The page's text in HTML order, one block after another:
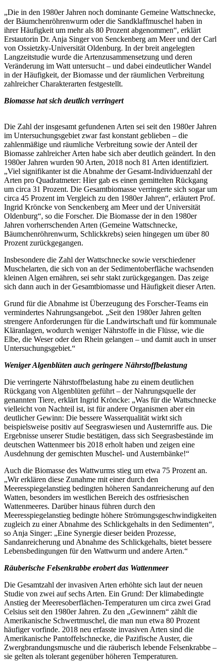
„Die in den 1980er Jahren noch dominante Gemeine Wattschnecke,
der Bäumchenröhrenwurm oder die Sandklaffmuschel haben in
ihrer Häufigkeit um mehr als 80 Prozent abgenommen“, erklärt
Erstautorin Dr. Anja Singer von Senckenberg am Meer und der Carl
von Ossietzky-Universität Oldenburg. In der breit angelegten
Langzeitstudie wurde die Artenzusammensetzung und deren
Veränderung im Watt untersucht – und dabei eindeutlicher Wandel
in der Häufigkeit, der Biomasse und der räumlichen Verbreitung
zahlreicher Charakterarten festgestellt.
Biomasse hat sich deutlich verringert
Die Zahl der insgesamt gefundenen Arten sei seit den 1980er Jahren
im Untersuchungsgebiet zwar fast konstant geblieben – die
zahlenmäßige und räumliche Verbreitung sowie der Anteil der
Biomasse zahlreicher Arten habe sich aber deutlich geändert. In den
1980er Jahren wurden 90 Arten, 2018 noch 81 Arten identifiziert.
„Viel signifikanter ist die Abnahme der Gesamt-Individuenzahl der
Arten pro Quadratmeter: Hier gab es einen gemittelten Rückgang
um circa 31 Prozent. Die Gesamtbiomasse verringerte sich sogar um
circa 45 Prozent im Vergleich zu den 1980er Jahren“, erläutert Prof.
Ingrid Kröncke von Senckenberg am Meer und der Universität
Oldenburg“, so die Forscher. Die Biomasse der in den 1980er
Jahren vorherrschenden Arten (Gemeine Wattschnecke,
Bäumchenröhrenwurm, Schlickkrebs) seien hingegen um über 80
Prozent zurückgegangen.
Insbesondere die Zahl der Wattschnecke sowie verschiedener
Muschelarten, die sich von an der Sedimentoberfläche wachsenden
kleinen Algen ernähren, sei sehr stakt zurückgegangen. Das zeige
sich dann auch in der Gesamtbiomasse und Häufigkeit dieser Arten.
Grund für die Abnahme ist Überzeugung des Forscher-Teams ein
vermindertes Nahrungsangebot. „Seit den 1980er Jahren gelten
strengere Anforderungen für die Landwirtschaft und für kommunale
Kläranlagen, wodurch weniger Nährstoffe in die Flüsse, wie die
Elbe, die Weser oder den Rhein gelangen – und damit auch in unser
Untersuchungsgebiet.“
Weniger Algenblüten auch geringere Nährstoffbelastung
Die verringerte Nährstoffbelastung habe zu einem deutlichen
Rückgang von Algenblüten geführt – der Nahrungsquelle der
genannten Tiere, erklärt Ingrid Kröncke: „Was für die Wattschnecke
vielleicht von Nachteil ist, ist für andere Organismen aber ein
deutlicher Gewinn: Die bessere Wasserqualität wirkt sich
beispielsweise positiv auf Seegraswiesen und Austernriffe aus. Die
Ergebnisse unserer Studie bestätigen, dass sich Seegrasbestände im
deutschen Wattenmeer bis 2018 erholt haben und zeigen eine
Ausdehnung der gemischten Muschel- und Austernbänke!“
Auch die Biomasse des Wattwurms stieg um etwa 75 Prozent an.
„Wir erklären diese Zunahme mit einer durch den
Meeresspiegelanstieg bedingten höheren Sandanreicherung auf den
Watten, besonders im westlichen Bereich des ostfriesischen
Wattenmeeres. Darüber hinaus führen durch den
Meeresspiegelanstieg bedingte höhere Strömungsgeschwindigkeiten
zugleich zu einer Abnahme des Schlickgehalts in den Sedimenten“,
so Anja Singer: „Eine Synergie dieser beiden Prozesse,
Sandanreicherung und Abnahme des Schlickgehalts, bietet bessere
Lebensbedingungen für den Wattwurm und andere Arten.“
Räuberische Felsenkrabbe erobert das Wattenmeer
Die Gesamtzahl der invasiven Arten erhöhte sich laut der neuen
Studie von zwei auf sechs Arten. Ein Grund: Der klimabedingte
Anstieg der Meeresoberflächen-Temperaturen um circa zwei Grad
Celsius seit den 1980er Jahren. Zu den „Gewinnern“ zählt die
Amerikanische Schwertmuschel, die man nun etwa 80 Prozent
häufiger vorfinde. 2018 neu erfasste invasiven Arten sind die
Amerikanische Pantoffelschnecke, die Pazifische Auster, die
Zwergbrandungsmusche und die räuberisch lebende Felsenkrabbe –
sie gelten als tolerant gegenüber höheren Temperaturen.